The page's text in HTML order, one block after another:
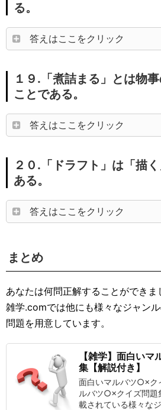
る。
答えはここをクリック
１９.「煮詰まる」とは物
ことである。
答えはここをクリック
２０.「ドラフト」は「描
ある。
答えはここをクリック
まとめ
あなたは何問正解することができま
雑学.comでは他にも様々なジャン
問題を用意しています。
【雑学】面白い
集【解説付き】
面白いマルバツ○×ク
ルバツ○×クイズ問題
載されている様々な